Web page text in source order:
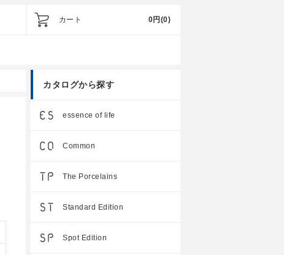
カート 0円 (0)
カタログから探す
essence of life
Common
The Porcelains
Standard Edition
Spot Edition